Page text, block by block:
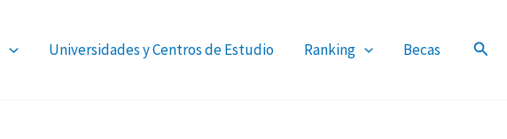
Universidades y Centros de Estudio Ranking Becas